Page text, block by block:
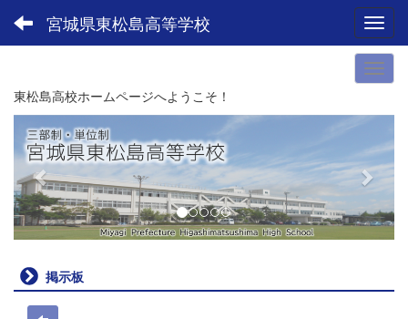
宮城県東松島高等学校
東松島高校ホームページへようこそ！
p
r
e
v
i
u
s
e
x
掲示板